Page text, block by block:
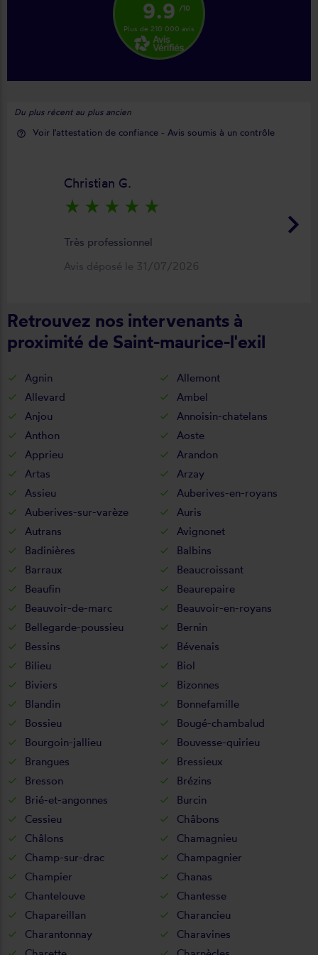
9.9 /10
Plus de 210 000 avis
Du plus récent au plus ancien
help_outline Voir l'attestation de confiance - Avis soumis à un contrôle
keyboard_arrow_right
Christian G.
star_rate star_rate star_rate star_rate star_rate
Très professionnel
Avis déposé le 31/07/2026
Retrouvez nos intervenants à
proximité de Saint-maurice-l'exil
Agnin
Allemont
Allevard
Ambel
Anjou
Annoisin-chatelans
Anthon
Aoste
Apprieu
Arandon
Artas
Arzay
Assieu
Auberives-en-royans
Auberives-sur-varèze
Auris
Autrans
Avignonet
Badinières
Balbins
Barraux
Beaucroissant
Beaufin
Beaurepaire
Beauvoir-de-marc
Beauvoir-en-royans
Bellegarde-poussieu
Bernin
Bessins
Bévenais
Bilieu
Biol
Biviers
Bizonnes
Blandin
Bonnefamille
Bossieu
Bougé-chambalud
Bourgoin-jallieu
Bouvesse-quirieu
Brangues
Bressieux
Bresson
Brézins
Brié-et-angonnes
Burcin
Cessieu
Châbons
Châlons
Chamagnieu
Champ-sur-drac
Champagnier
Champier
Chanas
Chantelouve
Chantesse
Chapareillan
Charancieu
Charantonnay
Charavines